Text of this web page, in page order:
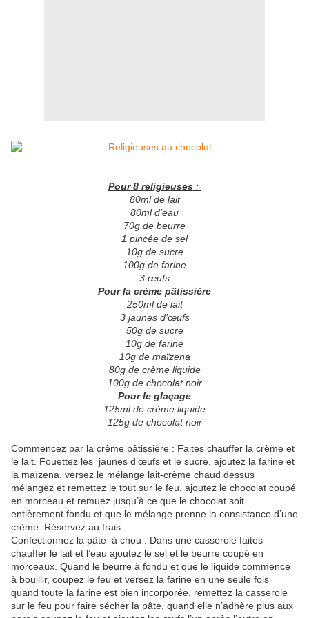
Pour 8 religieuses:
80ml de lait
80ml d’eau
70g de beurre
1 pincée de sel
10g de sucre
100g de farine
3 œufs
Pour la crème pâtissière
250ml de lait
3 jaunes d’œufs
50g de sucre
10g de farine
10g de maïzena
80g de crème liquide
100g de chocolat noir
Pour le glaçage
125ml de crème liquide
125g de chocolat noir
Commencez par la crème pâtissière : Faites chauffer la crème et
le lait. Fouettez les jaunes d’œufs et le sucre, ajoutez la farine et
la maïzena, versez le mélange lait-crème chaud dessus
mélangez et remettez le tout sur le feu, ajoutez le chocolat coupé
en morceau et remuez jusqu’à ce que le chocolat soit
entièrement fondu et que le mélange prenne la consistance d’une
crème. Réservez au frais.
Confectionnez la pâte à chou : Dans une casserole faites
chauffer le lait et l’eau ajoutez le sel et le beurre coupé en
morceaux. Quand le beurre à fondu et que le liquide commence
à bouillir, coupez le feu et versez la farine en une seule fois
quand toute la farine est bien incorporée, remettez la casserole
sur le feu pour faire sécher la pâte, quand elle n’adhère plus aux